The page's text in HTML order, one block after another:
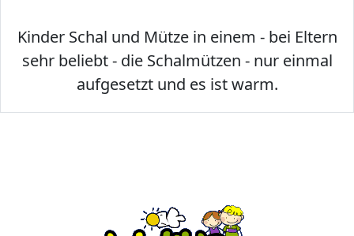
Kinder Schal und Mütze in einem - bei Eltern
sehr beliebt - die Schalmützen - nur einmal
aufgesetzt und es ist warm.